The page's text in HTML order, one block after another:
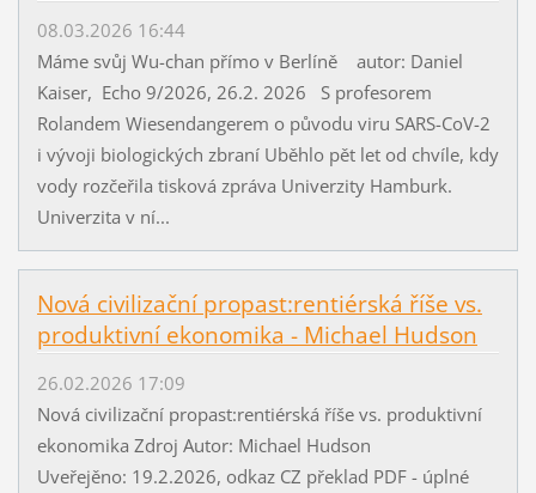
08.03.2026 16:44
Máme svůj Wu-chan přímo v Berlíně autor: Daniel
Kaiser, Echo 9/2026, 26.2. 2026 S profesorem
Rolandem Wiesendangerem o původu viru SARS-CoV-2
i vývoji biologických zbraní Uběhlo pět let od chvíle, kdy
vody rozčeřila tisková zpráva Univerzity Hamburk.
Univerzita v ní...
Nová civilizační propast:rentiérská říše vs.
produktivní ekonomika - Michael Hudson
26.02.2026 17:09
Nová civilizační propast:rentiérská říše vs. produktivní
ekonomika Zdroj Autor: Michael Hudson
Uveřejěno: 19.2.2026, odkaz CZ překlad PDF - úplné